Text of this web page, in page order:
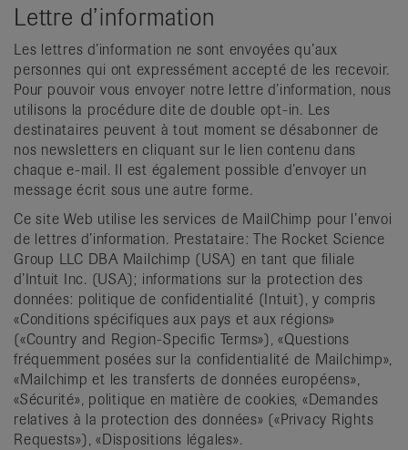
Lettre d’information
Les lettres d’information ne sont envoyées qu’aux
personnes qui ont expressément accepté de les recevoir.
Pour pouvoir vous envoyer notre lettre d’information, nous
utilisons la procédure dite de double opt-in. Les
destinataires peuvent à tout moment se désabonner de
nos newsletters en cliquant sur le lien contenu dans
chaque e-mail. Il est également possible d’envoyer un
message écrit sous une autre forme.
Ce site Web utilise les services de MailChimp pour l’envoi
de lettres d’information. Prestataire: The Rocket Science
Group LLC DBA Mailchimp (USA) en tant que filiale
d’Intuit Inc. (USA); informations sur la protection des
données: politique de confidentialité (Intuit), y compris
«Conditions spécifiques aux pays et aux régions»
(«Country and Region-Specific Terms»), «Questions
fréquemment posées sur la confidentialité de Mailchimp»,
«Mailchimp et les transferts de données européens»,
«Sécurité», politique en matière de cookies, «Demandes
relatives à la protection des données» («Privacy Rights
Requests»), «Dispositions légales».